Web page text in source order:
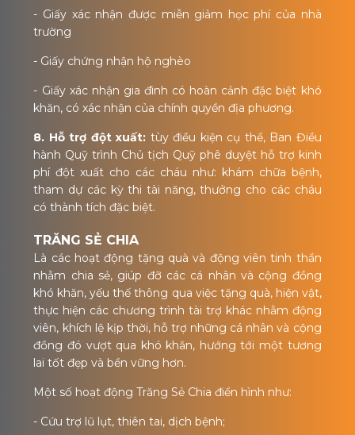
- Giấy xác nhận được miễn giảm học phí của nhà
trường
- Giấy chứng nhận hộ nghèo
- Giấy xác nhận gia đình có hoàn cảnh đặc biệt khó
khăn, có xác nhận của chính quyền địa phương.
8. Hỗ trợ đột xuất: tùy điều kiện cụ thể, Ban Điều
hành Quỹ trình Chủ tịch Quỹ phê duyệt hỗ trợ kinh
phí đột xuất cho các cháu như: khám chữa bệnh,
tham dự các kỳ thi tài năng, thưởng cho các cháu
có thành tích đặc biệt.
TRĂNG SẺ CHIA
Là các hoạt động tặng quà và động viên tinh thần
nhằm chia sẻ, giúp đỡ các cá nhân và cộng đồng
khó khăn, yếu thế thông qua việc tặng quà, hiện vật,
thực hiện các chương trình tài trợ khác nhằm động
viên, khích lệ kịp thời, hỗ trợ những cá nhân và cộng
đồng đó vượt qua khó khăn, hướng tới một tương
lai tốt đẹp và bền vững hơn.
Một số hoạt động Trăng Sẻ Chia điển hình như:
- Cứu trợ lũ lụt, thiên tai, dịch bệnh;